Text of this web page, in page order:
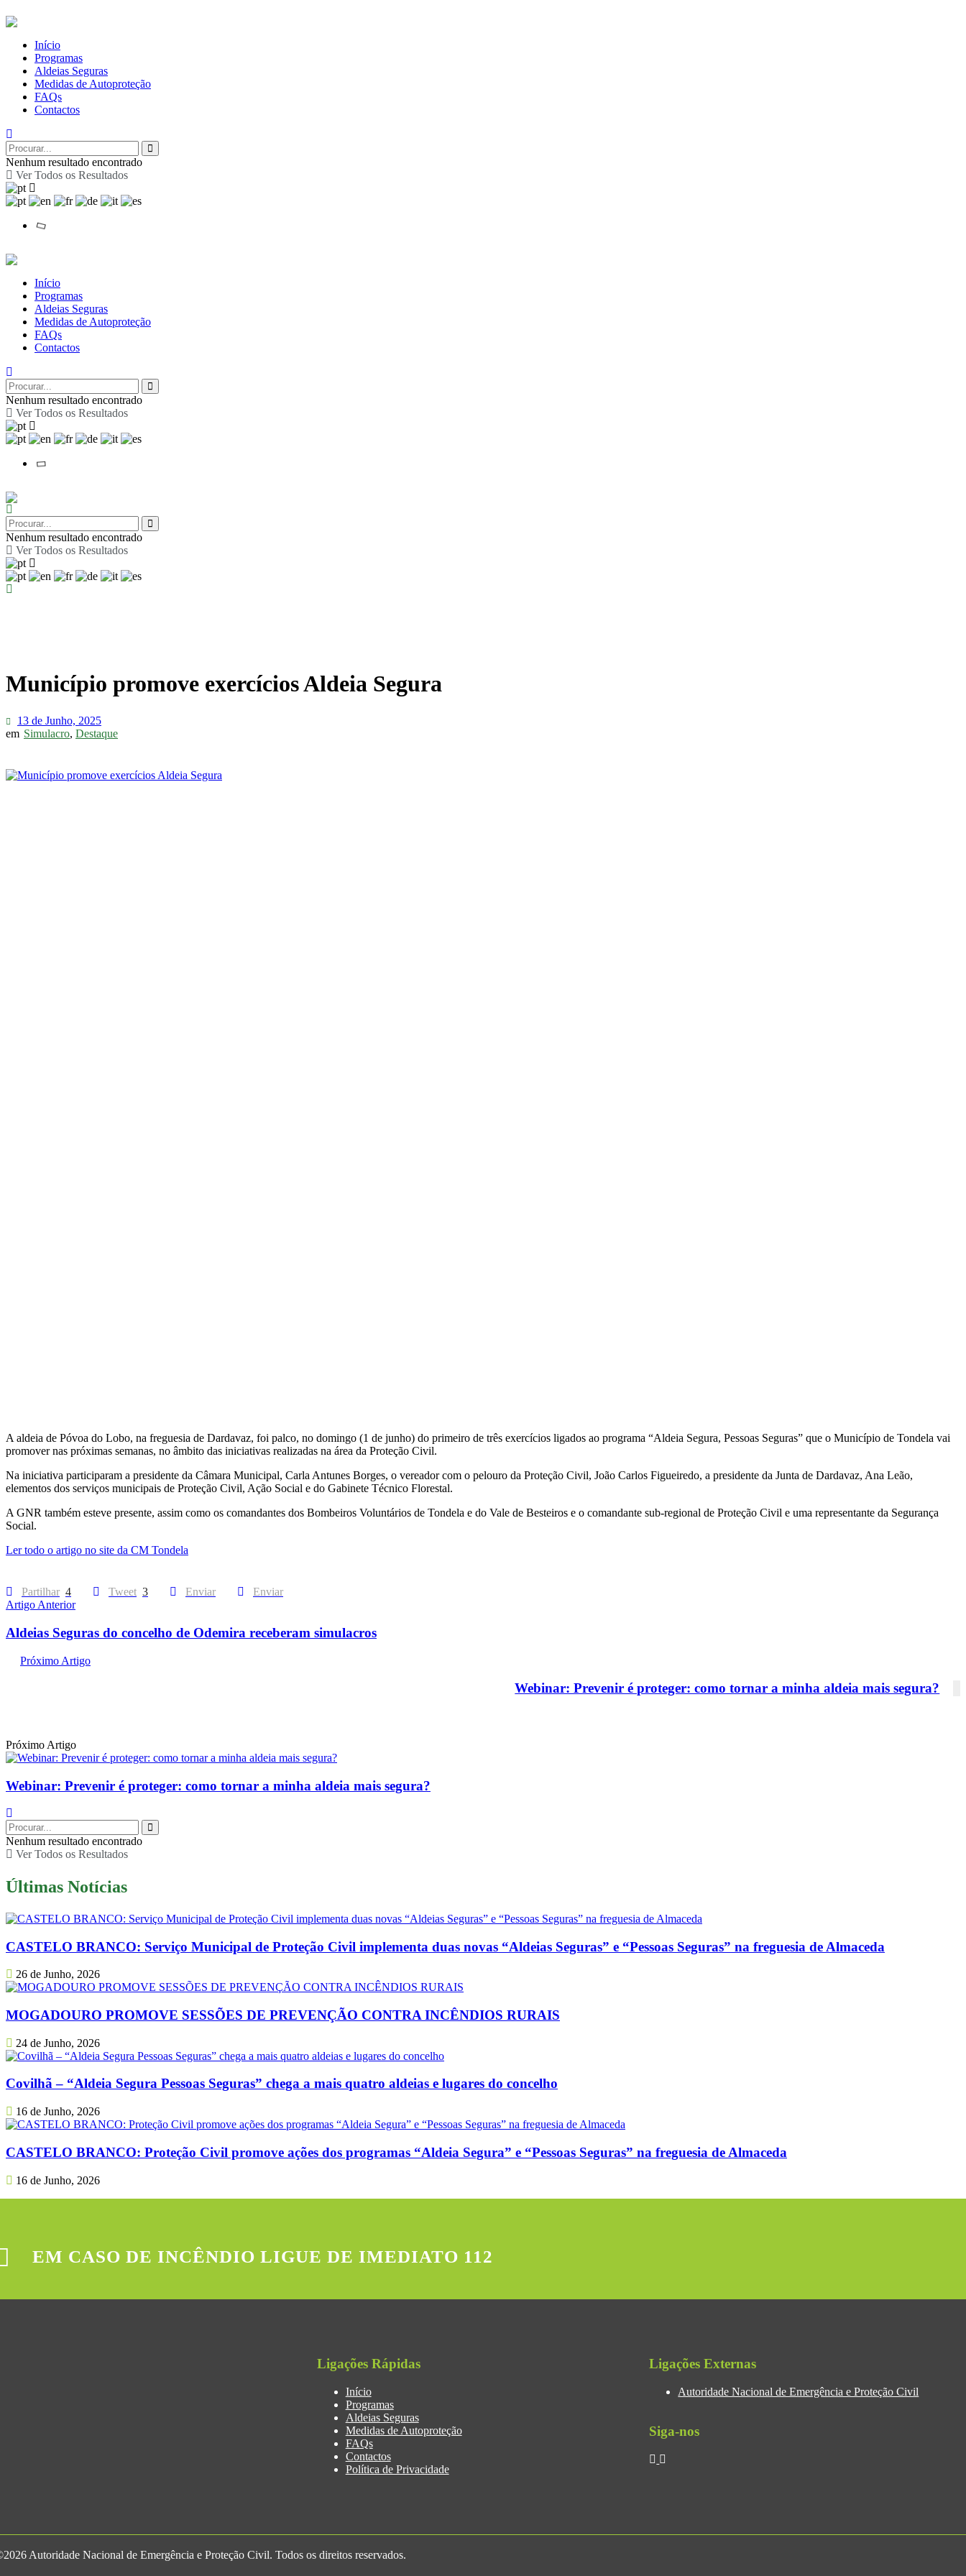
Início
Programas
Aldeias Seguras
Medidas de Autoproteção
FAQs
Contactos
Nenhum resultado encontrado
Ver Todos os Resultados
Início
Programas
Aldeias Seguras
Medidas de Autoproteção
FAQs
Contactos
Nenhum resultado encontrado
Ver Todos os Resultados
Nenhum resultado encontrado
Ver Todos os Resultados
Município promove exercícios Aldeia Segura
13 de Junho, 2025
em Simulacro, Destaque
A aldeia de Póvoa do Lobo, na freguesia de Dardavaz, foi palco, no domingo (1 de junho) do primeiro de três exercícios ligados ao programa “Aldeia Segura, Pessoas Seguras” que o Município de Tondela vai
promover nas próximas semanas, no âmbito das iniciativas realizadas na área da Proteção Civil.
Na iniciativa participaram a presidente da Câmara Municipal, Carla Antunes Borges, o vereador com o pelouro da Proteção Civil, João Carlos Figueiredo, a presidente da Junta de Dardavaz, Ana Leão,
elementos dos serviços municipais de Proteção Civil, Ação Social e do Gabinete Técnico Florestal.
A GNR também esteve presente, assim como os comandantes dos Bombeiros Voluntários de Tondela e do Vale de Besteiros e o comandante sub-regional de Proteção Civil e uma representante da Segurança
Social.
Ler todo o artigo no site da CM Tondela
Partilhar 4 Tweet 3 Enviar
Enviar
Artigo Anterior
Aldeias Seguras do concelho de Odemira receberam simulacros
Próximo Artigo
Webinar: Prevenir é proteger: como tornar a minha aldeia mais segura?
Próximo Artigo
Webinar: Prevenir é proteger: como tornar a minha aldeia mais segura?
Nenhum resultado encontrado
Ver Todos os Resultados
Últimas Notícias
CASTELO BRANCO: Serviço Municipal de Proteção Civil implementa duas novas “Aldeias Seguras” e “Pessoas Seguras” na freguesia de Almaceda
26 de Junho, 2026
MOGADOURO PROMOVE SESSÕES DE PREVENÇÃO CONTRA INCÊNDIOS RURAIS
24 de Junho, 2026
Covilhã – “Aldeia Segura Pessoas Seguras” chega a mais quatro aldeias e lugares do concelho
16 de Junho, 2026
CASTELO BRANCO: Proteção Civil promove ações dos programas “Aldeia Segura” e “Pessoas Seguras” na freguesia de Almaceda
16 de Junho, 2026
EM CASO DE INCÊNDIO LIGUE DE IMEDIATO 112
Ligações Rápidas
Início
Programas
Aldeias Seguras
Medidas de Autoproteção
FAQs
Contactos
Política de Privacidade
Ligações Externas
Autoridade Nacional de Emergência e Proteção Civil
Siga-nos
Autoridade Nacional de Emergência e Proteção Civil. Todos os direitos reservados.